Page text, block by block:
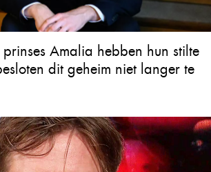
Amalia hebben hun stilte
dit geheim niet langer te